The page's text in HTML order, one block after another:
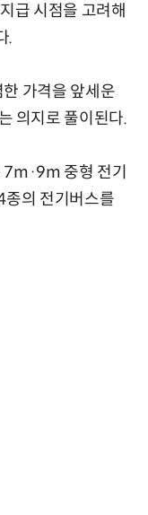
급 시점을 고려해
.
가격을 앞세운
의지로 풀이된다.
중형 전기
의 전기버스를